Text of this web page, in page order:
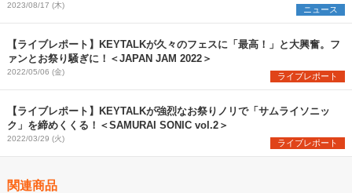
2023/08/17 (木) ニュース
【ライブレポート】KEYTALKが久々のフェスに「最高！」と大興奮。フ
ァンとお祭り騒ぎに！＜JAPAN JAM 2022＞
2022/05/06 (金) ライブレポート
【ライブレポート】KEYTALKが強烈なお祭りノリで「サムライソニッ
ク」を締めくくる！＜SAMURAI SONIC vol.2＞
2022/03/29 (火) ライブレポート
関連商品